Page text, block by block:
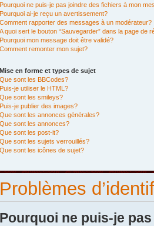
Pourquoi ne puis-je pas joindre des fichiers à mon
Pourquoi ai-je reçu un avertissement?
Comment rapporter des messages à un modérateur?
A quoi sert le bouton “Sauvegarder” dans la page de
Pourquoi mon message doit être validé?
Comment remonter mon sujet?
Mise en forme et types de sujet
Que sont les BBCodes?
Puis-je utiliser le HTML?
Que sont les smileys?
Puis-je publier des images?
Que sont les annonces générales?
Que sont les annonces?
Que sont les post-it?
Que sont les sujets verrouillés?
Que sont les icônes de sujet?
Problèmes
Pourquoi ne puis-je